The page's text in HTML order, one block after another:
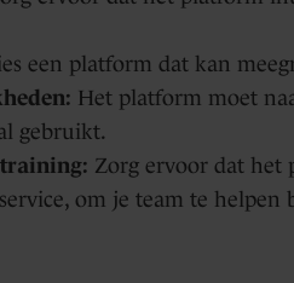
een platform dat kan
Het platform moet
gebruikt.
Zorg ervoor dat het
om je team te helpen